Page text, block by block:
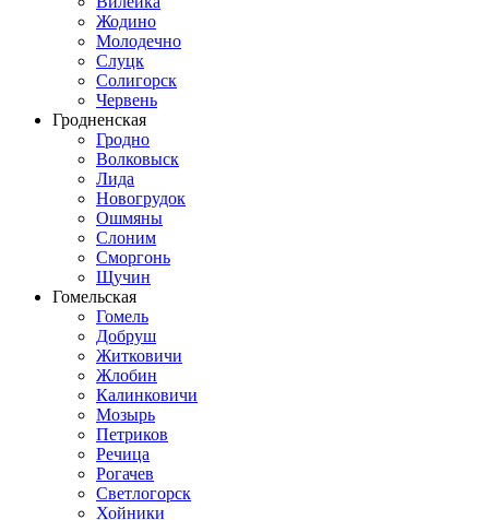
Жодино
Молодечно
Слуцк
Солигорск
Червень
Гродненская
Гродно
Волковыск
Лида
Новогрудок
Ошмяны
Слоним
Сморгонь
Щучин
Гомельская
Гомель
Добруш
Житковичи
Жлобин
Калинковичи
Мозырь
Петриков
Речица
Рогачев
Светлогорск
Хойники